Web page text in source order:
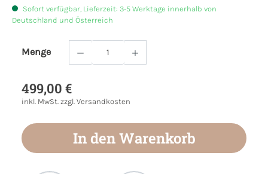
Sofort verfügbar, Lieferzeit: 3-5 Werktage innerhalb von
Deutschland und Österreich
Menge
Produkt Anzahl: Gib den gewünschten
499,00 €
inkl. MwSt. zzgl. Versandkosten
In den Warenkorb